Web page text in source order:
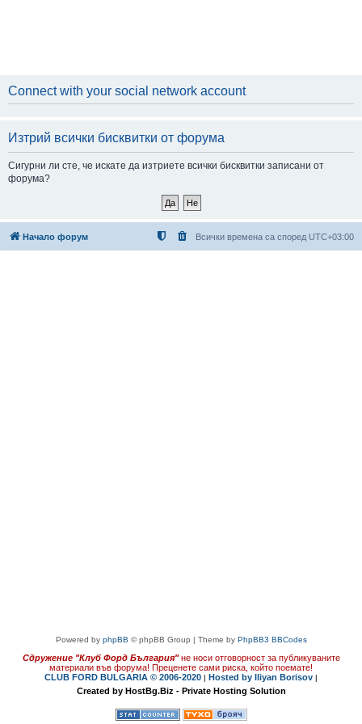
Connect with your social network account
Изтрий всички бисквитки от форума
Сигурни ли сте, че искате да изтриете всички бисквитки записани от
форума?
Начало форум Всички времена са според UTC+03:00
Powered by phpBB © phpBB Group | Theme by PhpBB3 BBCodes
Сдружение "Клуб Форд България" не носи отговорност за публикуваните
материали във форума! Преценете сами риска, който поемате!
CLUB FORD BULGARIA © 2006-2020 | Hosted by Iliyan Borisov |
Created by HostBg.Biz - Private Hosting Solution